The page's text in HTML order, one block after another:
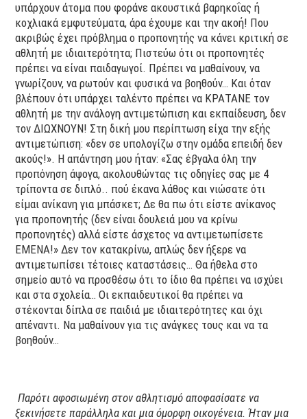
υπάρχουν άτομα που φοράνε ακουστικά βαρηκοΐας ή
κοχλιακά εμφυτεύματα, άρα έχουμε και την ακοή! Που
ακριβώς έχει πρόβλημα ο προπονητής να κάνει κριτική σε
αθλητή με ιδιαιτερότητα; Πιστεύω ότι οι προπονητές
πρέπει να είναι παιδαγωγοί. Πρέπει να μαθαίνουν, να
γνωρίζουν, να ρωτούν και φυσικά να βοηθούν… Και όταν
βλέπουν ότι υπάρχει ταλέντο πρέπει να ΚΡΑΤΑΝΕ τον
αθλητή με την ανάλογη αντιμετώπιση και εκπαίδευση, δεν
τον ΔΙΩΧΝΟΥΝ! Στη δική μου περίπτωση είχα την εξής
αντιμετώπιση: «δεν σε υπολογίζω στην ομάδα επειδή δεν
ακούς!». Η απάντηση μου ήταν: «Σας έβγαλα όλη την
προπόνηση άψογα, ακολουθώντας τις οδηγίες σας με 4
τρίποντα σε διπλό.. πού έκανα λάθος και νιώσατε ότι
είμαι ανίκανη για μπάσκετ; Δε θα πω ότι είστε ανίκανος
για προπονητής (δεν είναι δουλειά μου να κρίνω
προπονητές) αλλά είστε άσχετος να αντιμετωπίσετε
ΕΜΕΝΑ!» Δεν τον κατακρίνω, απλώς δεν ήξερε να
αντιμετωπίσει τέτοιες καταστάσεις… Θα ήθελα στο
σημείο αυτό να προσθέσω ότι το ίδιο θα πρέπει να ισχύει
και στα σχολεία… Οι εκπαιδευτικοί θα πρέπει να
στέκονται δίπλα σε παιδιά με ιδιαιτερότητες και όχι
απέναντι. Να μαθαίνουν για τις ανάγκες τους και να τα
βοηθούν…
Παρότι αφοσιωμένη στον αθλητισμό αποφασίσατε να
ξεκινήσετε παράλληλα και μια όμορφη οικογένεια. Ήταν μια